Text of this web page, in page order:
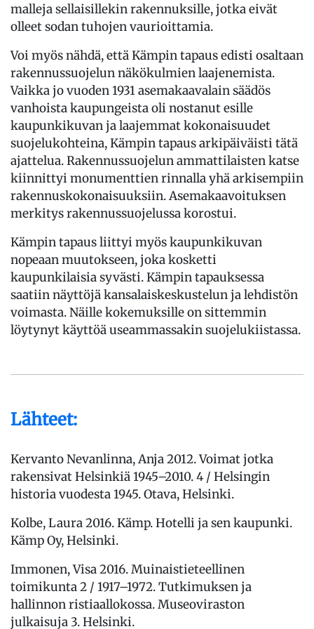
malleja sellaisillekin rakennuksille, jotka eivät
olleet sodan tuhojen vaurioittamia.
Voi myös nähdä, että Kämpin tapaus edisti osaltaan
rakennussuojelun näkökulmien laajenemista.
Vaikka jo vuoden 1931 asemakaavalain säädös
vanhoista kaupungeista oli nostanut esille
kaupunkikuvan ja laajemmat kokonaisuudet
suojelukohteina, Kämpin tapaus arkipäiväisti tätä
ajattelua. Rakennussuojelun ammattilaisten katse
kiinnittyi monumenttien rinnalla yhä arkisempiin
rakennuskokonaisuuksiin. Asemakaavoituksen
merkitys rakennussuojelussa korostui.
Kämpin tapaus liittyi myös kaupunkikuvan
nopeaan muutokseen, joka kosketti
kaupunkilaisia syvästi. Kämpin tapauksessa
saatiin näyttöjä kansalaiskeskustelun ja lehdistön
voimasta. Näille kokemuksille on sittemmin
löytynyt käyttöä useammassakin suojelukiistassa.
Lähteet:
Kervanto Nevanlinna, Anja 2012. Voimat jotka
rakensivat Helsinkiä 1945–2010. 4 / Helsingin
historia vuodesta 1945. Otava, Helsinki.
Kolbe, Laura 2016. Kämp. Hotelli ja sen kaupunki.
Kämp Oy, Helsinki.
Immonen, Visa 2016. Muinaistieteellinen
toimikunta 2 / 1917–1972. Tutkimuksen ja
hallinnon ristiaallokossa. Museoviraston
julkaisuja 3. Helsinki.